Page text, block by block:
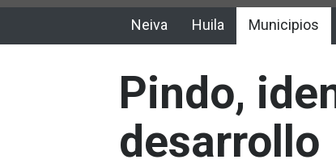
Neiva Huila Municipios
Pindo,
desarrollo